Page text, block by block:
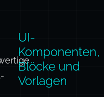
UI-